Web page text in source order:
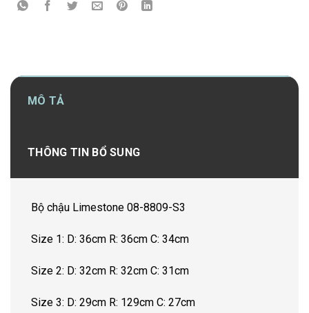
MÔ TẢ
THÔNG TIN BỔ SUNG
Bộ chậu Limestone 08-8809-S3
Size 1: D: 36cm R: 36cm C: 34cm
Size 2: D: 32cm R: 32cm C: 31cm
Size 3: D: 29cm R: 129cm C: 27cm